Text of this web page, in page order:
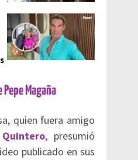
Pepe Magaña
quien fuera amigo
, presumió
publicado en sus